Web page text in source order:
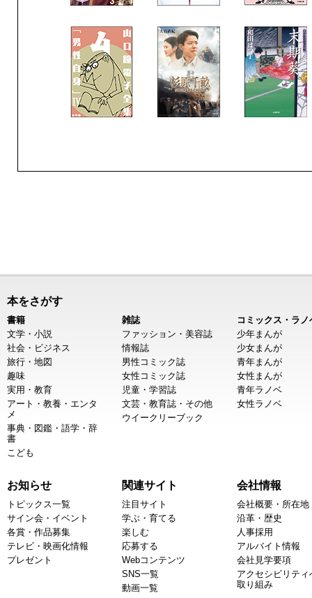
本をさがす
書籍
文学・小説
社会・ビジネス
旅行・地図
趣味
実用・教育
アート・教養・エンタ
メ
事典・図鑑・語学・辞
書
こども
雑誌
ファッション・美容誌
情報誌
男性コミック誌
女性コミック誌
児童・学習誌
文芸・教育誌・その他
ウイークリーブック
コミックス・ラノ
少年まんが
少女まんが
青年まんが
女性まんが
青年ラノベ
女性ラノベ
お知らせ
トピックス一覧
サイン会・イベント
各賞・作品募集
テレビ・映画化情報
プレゼント
関連サイト
注目サイト
学ぶ・育てる
楽しむ
応募する
Webコンテンツ
SNS一覧
動画一覧
会社情報
会社概要・所在地
沿革・歴史
人事採用
アルバイト情報
会社見学要項
アクセシビリティ
取り組み